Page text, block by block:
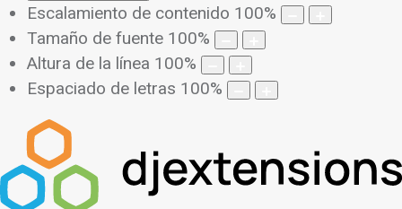
Escalamiento de contenido 100%
Tamaño de fuente 100%
Altura de la línea 100%
Espaciado de letras 100%